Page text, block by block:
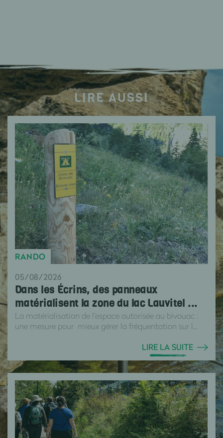
LIRE AUSSI
RANDO
05/08/2026
Dans les Écrins, des panneaux
matérialisent la zone du lac Lauvitel ...
La matérialisation de l'espace autorisée au bivouac :
une mesure pour mieux gérer la fréquentation sur l...
LIRE LA SUITE